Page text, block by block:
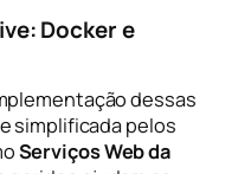
Docker e
dessas
simplificada pelos
Serviços Web da